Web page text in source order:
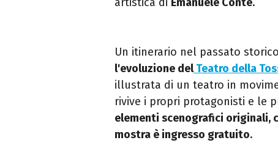
Un itinerario nel passato
l'evoluzione delTeatro della
illustrata di un teatro in
rivive i propri protagonisti e le
elementi scenografici originali,
mostra è ingresso gratuito.